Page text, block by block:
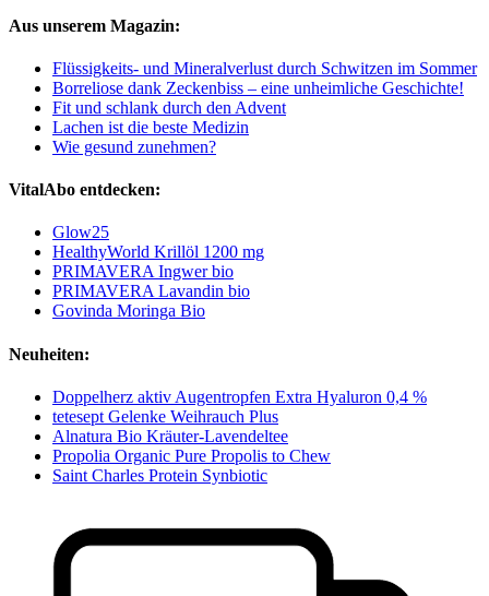
Aus unserem Magazin:
Flüssigkeits- und Mineralverlust durch Schwitzen im Sommer
Borreliose dank Zeckenbiss – eine unheimliche Geschichte!
Fit und schlank durch den Advent
Lachen ist die beste Medizin
Wie gesund zunehmen?
VitalAbo entdecken:
Glow25
HealthyWorld Krillöl 1200 mg
PRIMAVERA Ingwer bio
PRIMAVERA Lavandin bio
Govinda Moringa Bio
Neuheiten:
Doppelherz aktiv Augentropfen Extra Hyaluron 0,4 %
tetesept Gelenke Weihrauch Plus
Alnatura Bio Kräuter-Lavendeltee
Propolia Organic Pure Propolis to Chew
Saint Charles Protein Synbiotic